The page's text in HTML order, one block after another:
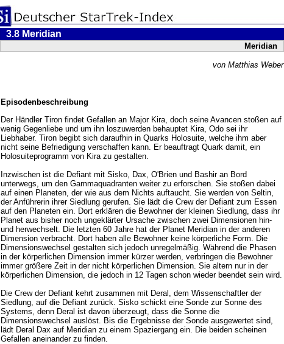
3.8 Meridian
Meridian
von Matthias Weber
Episodenbeschreibung
Der Händler Tiron findet Gefallen an Major Kira, doch seine Avancen stoßen auf
wenig Gegenliebe und um ihn loszuwerden behauptet Kira, Odo sei ihr
Liebhaber. Tiron begibt sich daraufhin in Quarks Holosuite, welche ihm aber
nicht seine Befriedigung verschaffen kann. Er beauftragt Quark damit, ein
Holosuiteprogramm von Kira zu gestalten.
Inzwischen ist die Defiant mit Sisko, Dax, O'Brien und Bashir an Bord
unterwegs, um den Gammaquadranten weiter zu erforschen. Sie stoßen dabei
auf einen Planeten, der wie aus dem Nichts auftaucht. Sie werden von Seltin,
der Anführerin ihrer Siedlung gerufen. Sie lädt die Crew der Defiant zum Essen
auf den Planeten ein. Dort erklären die Bewohner der kleinen Siedlung, dass ihr
Planet aus bisher noch ungeklärter Ursache zwischen zwei Dimensionen hin-
und herwechselt. Die letzten 60 Jahre hat der Planet Meridian in der anderen
Dimension verbracht. Dort haben alle Bewohner keine körperliche Form. Die
Dimensionswechsel gestalten sich jedoch unregelmäßig. Während die Phasen
in der körperlichen Dimension immer kürzer werden, verbringen die Bewohner
immer größere Zeit in der nicht körperlichen Dimension. Sie altern nur in der
körperlichen Dimension, die jedoch in 12 Tagen schon wieder beendet sein wird.
Die Crew der Defiant kehrt zusammen mit Deral, dem Wissenschaftler der
Siedlung, auf die Defiant zurück. Sisko schickt eine Sonde zur Sonne des
Systems, denn Deral ist davon überzeugt, dass die Sonne die
Dimensionswechsel auslöst. Bis die Ergebnisse der Sonde ausgewertet sind,
lädt Deral Dax auf Meridian zu einem Spaziergang ein. Die beiden scheinen
Gefallen aneinander zu finden.